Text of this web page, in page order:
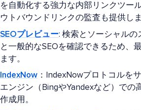
を自動化する強力な内部リンクツー
ウトバウンドリンクの監査も提供しま
SEOプレビュー: 検索とソーシャルの
と一般的なSEOを確認できるため、
ます。
IndexNow ：IndexNowプロトコルを
エンジン（BingやYandexなど）での
作成用。